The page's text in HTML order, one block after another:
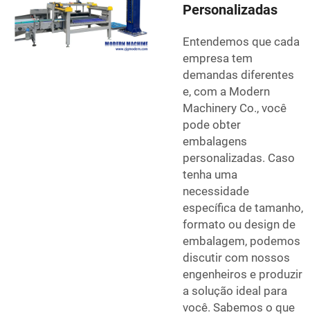
Personalizadas
Entendemos que cada
empresa tem
demandas diferentes
e, com a Modern
Machinery Co., você
pode obter
embalagens
personalizadas. Caso
tenha uma
necessidade
específica de tamanho,
formato ou design de
embalagem, podemos
discutir com nossos
engenheiros e produzir
a solução ideal para
você. Sabemos o que